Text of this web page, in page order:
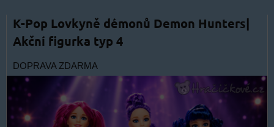
K-Pop Lovkyně démonů Demon Hunters|
Akční figurka typ 4
DOPRAVA ZDARMA